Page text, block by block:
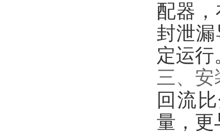
配器
封泄
定运行
三、
回流
量，更